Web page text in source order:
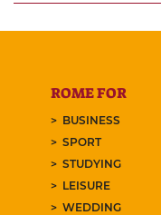
ROME FOR
BUSINESS
SPORT
STUDYING
LEISURE
WEDDING